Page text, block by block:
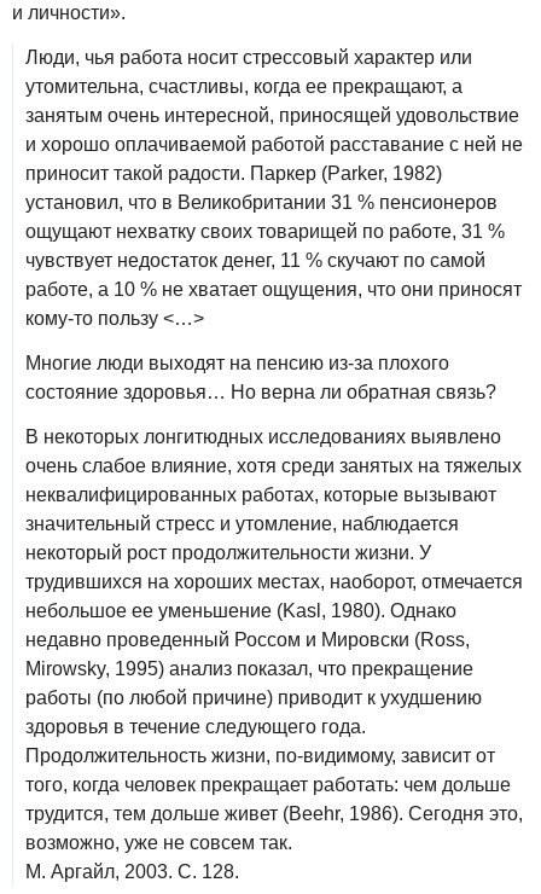
и личности».
Люди, чья работа носит стрессовый характер или
утомительна, счастливы, когда ее прекращают, а
занятым очень интересной, приносящей удовольствие
и хорошо оплачиваемой работой расставание с ней не
приносит такой радости. Паркер (Parker, 1982)
установил, что в Великобритании 31 % пенсионеров
ощущают нехватку своих товарищей по работе, 31 %
чувствует недостаток денег, 11 % скучают по самой
работе, а 10 % не хватает ощущения, что они приносят
кому‑то пользу <…>
Многие люди выходят на пенсию из‑за плохого
состояние здоровья… Но верна ли обратная связь?
В некоторых лонгитюдных исследованиях выявлено
очень слабое влияние, хотя среди занятых на тяжелых
неквалифицированных работах, которые вызывают
значительный стресс и утомление, наблюдается
некоторый рост продолжительности жизни. У
трудившихся на хороших местах, наоборот, отмечается
небольшое ее уменьшение (Kasl, 1980). Однако
недавно проведенный Россом и Мировски (Ross,
Mirowsky, 1995) анализ показал, что прекращение
работы (по любой причине) приводит к ухудшению
здоровья в течение следующего года.
Продолжительность жизни, по‑видимому, зависит от
того, когда человек прекращает работать: чем дольше
трудится, тем дольше живет (Beehr, 1986). Сегодня это,
возможно, уже не совсем так.
М. Аргайл, 2003. С. 128.